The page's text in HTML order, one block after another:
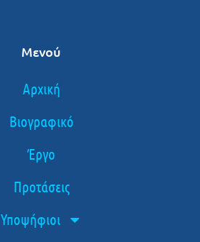
Μενού
Αρχική
Βιογραφικό
Έργο
Προτάσεις
Υποψήφιοι